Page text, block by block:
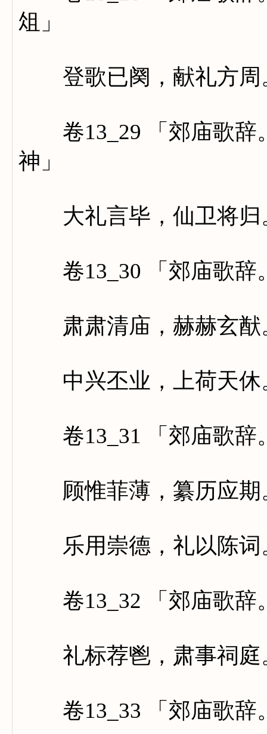
俎」
登歌已阕，献礼方周
卷13_29 「郊庙歌辞
神」
大礼言毕，仙卫将归
卷13_30 「郊庙歌辞
肃肃清庙，赫赫玄猷
中兴丕业，上荷天休
卷13_31 「郊庙歌辞
顾惟菲薄，纂历应期
乐用崇德，礼以陈词
卷13_32 「郊庙歌辞
礼标荐鬯，肃事祠庭
卷13_33 「郊庙歌辞